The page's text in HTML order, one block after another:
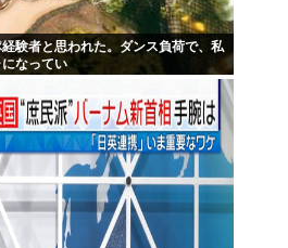
験者と思われた。ダンス負荷で、私
なってい